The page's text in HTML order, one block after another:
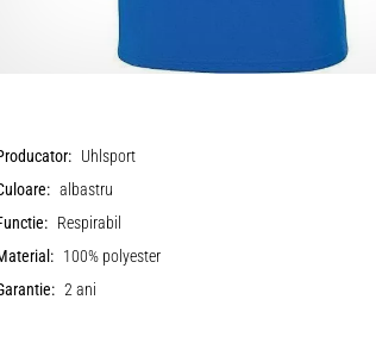
Uhlsport
albastru
Respirabil
100% polyester
2 ani